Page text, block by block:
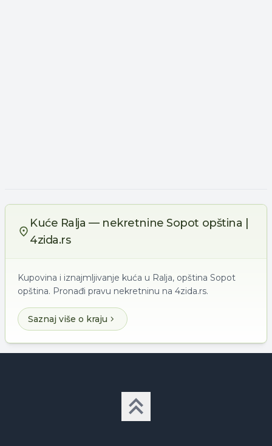
Kuće Ralja — nekretnine Sopot opština |
4zida.rs
Kupovina i iznajmljivanje kuća u Ralja, opština Sopot
opština. Pronađi pravu nekretninu na 4zida.rs.
Saznaj više o kraju